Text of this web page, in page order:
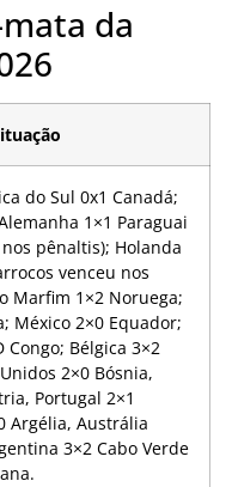
da
do Sul 0x1 Canadá;
1×1 Paraguai
pênaltis); Holanda
venceu nos
Marfim 1×2 Noruega;
México 2×0 Equador;
Bélgica 3×2
2×0 Bósnia,
Portugal 2×1
Argélia, Austrália
3×2 Cabo Verde